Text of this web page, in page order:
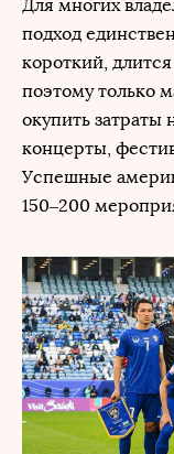
Для многих
подход
короткий,
поэтому только
окупить затраты
концерты,
Успешные
150–200